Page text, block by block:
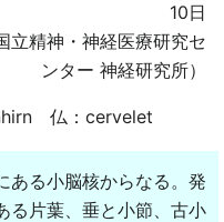
10日
立精神・神経医療研究セ
ンター 神経研究所）
仏：cervelet
る小脳核からなる。発
る片葉、垂と小節、古小